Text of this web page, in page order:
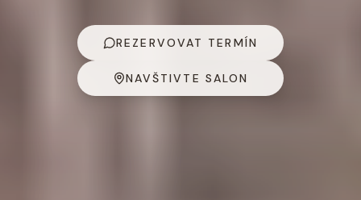
REZERVOVAT TERMÍN
NAVŠTIVTE SALON